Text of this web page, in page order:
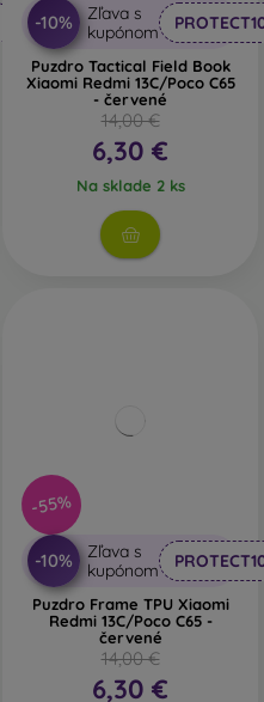
-10%
Zľava s
kupónom
Puzdro Tactical Field Book
Xiaomi Redmi 13C/Poco C65
- červené
14,00 €
6,30 €
Na sklade 2 ks
-55%
-10%
Zľava s
kupónom
Puzdro Frame TPU Xiaomi
Redmi 13C/Poco C65 -
červené
14,00 €
6,30 €